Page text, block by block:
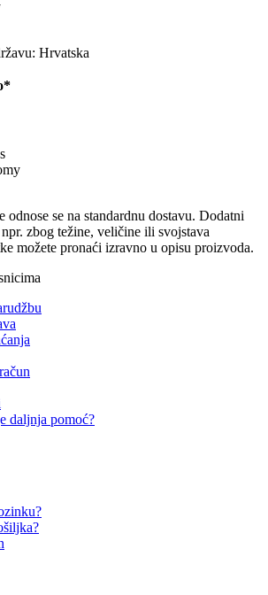
Hrvatska
se na standardnu ​​dostavu. Dodatni
zbog težine, veličine ili svojstava
možete pronaći izravno u opisu proizvoda.
daljnja pomoć?